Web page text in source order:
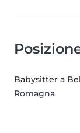
Babysitter a
Romagna